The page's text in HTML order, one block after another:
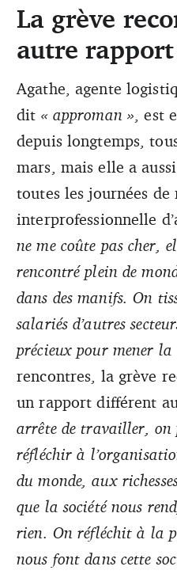
La grève
autre
Agathe, agente
dit « approman », est
depuis longtemps,
mars, mais elle a
toutes les journées
interprofessionnelle
ne me coûte pas cher,
rencontré plein de
dans des manifs. On
salariés d’autres
précieux pour mener
rencontres, la grève
un rapport différent
arrête de travailler, on
réfléchir à
du monde, aux
que la société nous
rien. On réfléchit à la
nous font dans cette